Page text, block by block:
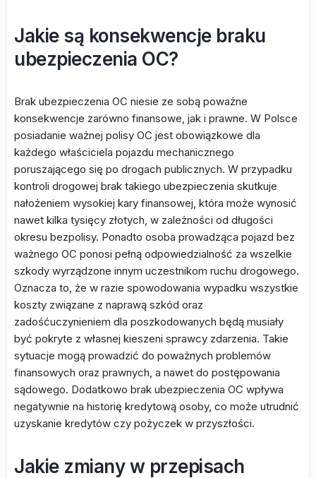
Jakie są konsekwencje braku
ubezpieczenia OC?
Brak ubezpieczenia OC niesie ze sobą poważne
konsekwencje zarówno finansowe, jak i prawne. W Polsce
posiadanie ważnej polisy OC jest obowiązkowe dla
każdego właściciela pojazdu mechanicznego
poruszającego się po drogach publicznych. W przypadku
kontroli drogowej brak takiego ubezpieczenia skutkuje
nałożeniem wysokiej kary finansowej, która może wynosić
nawet kilka tysięcy złotych, w zależności od długości
okresu bezpolisy. Ponadto osoba prowadząca pojazd bez
ważnego OC ponosi pełną odpowiedzialność za wszelkie
szkody wyrządzone innym uczestnikom ruchu drogowego.
Oznacza to, że w razie spowodowania wypadku wszystkie
koszty związane z naprawą szkód oraz
zadośćuczynieniem dla poszkodowanych będą musiały
być pokryte z własnej kieszeni sprawcy zdarzenia. Takie
sytuacje mogą prowadzić do poważnych problemów
finansowych oraz prawnych, a nawet do postępowania
sądowego. Dodatkowo brak ubezpieczenia OC wpływa
negatywnie na historię kredytową osoby, co może utrudnić
uzyskanie kredytów czy pożyczek w przyszłości.
Jakie zmiany w przepisach